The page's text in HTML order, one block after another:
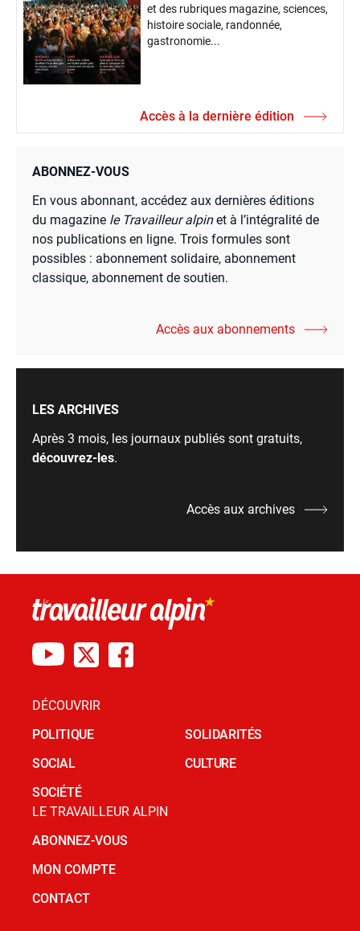
et des rubriques magazine, sciences,
histoire sociale, randonnée,
gastronomie...
Accès à la dernière édition
ABONNEZ-VOUS
En vous abonnant, accédez aux dernières éditions
du magazine le Travailleur alpinet à l’intégralité de
nos publications en ligne. Trois formules sont
possibles : abonnement solidaire, abonnement
classique, abonnement de soutien.
Accès aux abonnements
LES ARCHIVES
Après 3 mois, les journaux publiés sont gratuits,
découvrez-les.
Accès aux archives
DÉCOUVRIR
POLITIQUE
SOCIAL
SOCIÉTÉ
SOLIDARITÉS
CULTURE
LE TRAVAILLEUR ALPIN
ABONNEZ-VOUS
MON COMPTE
CONTACT